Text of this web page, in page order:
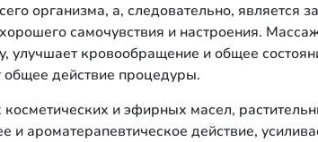
организма, а, следовательно, является
самочувствия и настроения.
улучшает кровообращение и общее
действие процедуры.
и эфирных масел,
и ароматерапевтическое действие,